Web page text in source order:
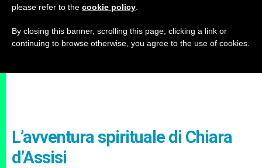
L’avventura spirituale di Chiara
d’Assisi
please refer to the cookie policy
By closing this banner, scrolling this page, clicking a link or
continuing to browse otherwise, you agree to the use of cookies.